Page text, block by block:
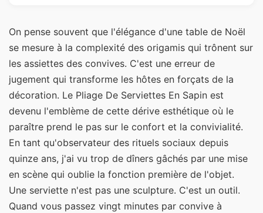
On pense souvent que l'élégance d'une table de Noël
se mesure à la complexité des origamis qui trônent sur
les assiettes des convives. C'est une erreur de
jugement qui transforme les hôtes en forçats de la
décoration. Le Pliage De Serviettes En Sapin est
devenu l'emblème de cette dérive esthétique où le
paraître prend le pas sur le confort et la convivialité.
En tant qu'observateur des rituels sociaux depuis
quinze ans, j'ai vu trop de dîners gâchés par une mise
en scène qui oublie la fonction première de l'objet.
Une serviette n'est pas une sculpture. C'est un outil.
Quand vous passez vingt minutes par convive à